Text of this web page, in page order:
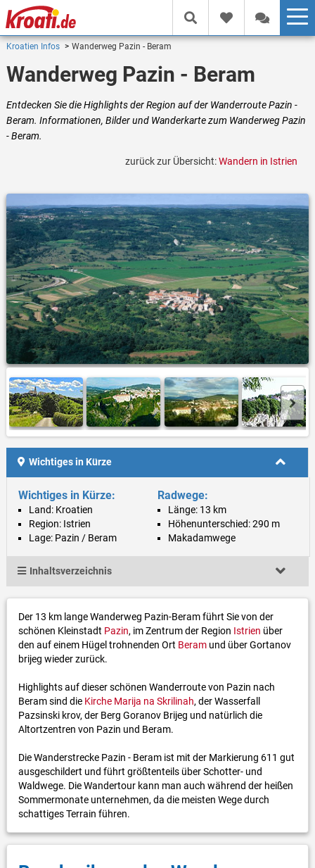
Kroatien Infos Wanderweg Pazin - Beram
Wanderweg Pazin - Beram
Entdecken Sie die Highlights der Region auf der Wanderroute Pazin -
Beram. Informationen, Bilder und Wanderkarte zum Wanderweg Pazin
- Beram.
zurück zur Übersicht:Wandern in Istrien
Wichtiges in Kürze
Wichtiges in Kürze:
Land: Kroatien
Region: Istrien
Lage: Pazin / Beram
Radwege:
Länge: 13 km
Höhenunterschied: 290 m
Makadamwege
Inhaltsverzeichnis
Der 13 km lange Wanderweg Pazin-Beram führt Sie von der
schönen Kleinstadt Pazin, im Zentrum der Region Istrien über
den auf einem Hügel trohnenden Ort Beramund über Gortanov
brijeg wieder zurück.
Highlights auf dieser schönen Wanderroute von Pazin nach
Beram sind die Kirche Marija na Skrilinah, der Wasserfall
Pazsinski krov, der Berg Goranov Brijeg und natürlich die
Altortzentren von Pazin und Beram.
Die Wanderstrecke Pazin - Beram ist mit der Markierung 611 gut
ausgeschildert und führt größtenteils über Schotter- und
Waldwege. Die Wandertour kann man auch während der heißen
Sommermonate unternehmen, da die meisten Wege durch
schattiges Terrain führen.